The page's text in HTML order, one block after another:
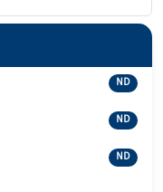
ND
ND
ND